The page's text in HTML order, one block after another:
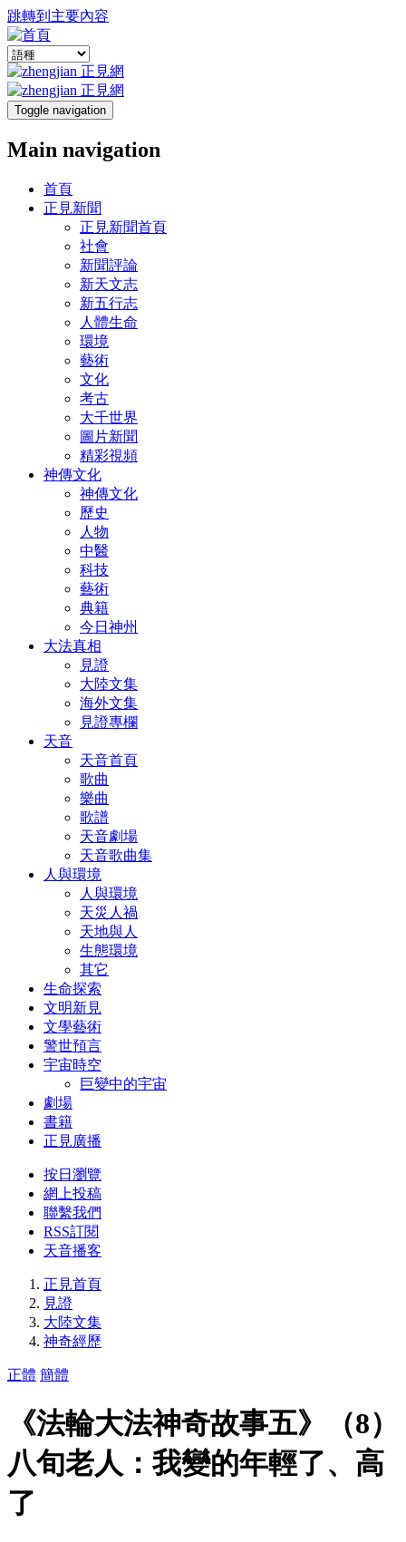
跳轉到主要內容
Toggle navigation
Main navigation
首頁
正見新聞
正見新聞首頁
社會
新聞評論
新天文志
新五行志
人體生命
環境
藝術
文化
考古
大千世界
圖片新聞
精彩視頻
神傳文化
神傳文化
歷史
人物
中醫
科技
藝術
典籍
今日神州
大法真相
見證
大陸文集
海外文集
見證專欄
天音
天音首頁
歌曲
樂曲
歌譜
天音劇場
天音歌曲集
人與環境
人與環境
天災人禍
天地與人
生態環境
其它
生命探索
文明新見
文學藝術
警世預言
宇宙時空
巨變中的宇宙
劇場
書籍
正見廣播
按日瀏覽
網上投稿
聯繫我們
RSS訂閱
天音播客
正見首頁
見證
大陸文集
神奇經歷
正體 簡體
《法輪大法神奇故事五》（8）
八旬老人：我變的年輕了、高
了